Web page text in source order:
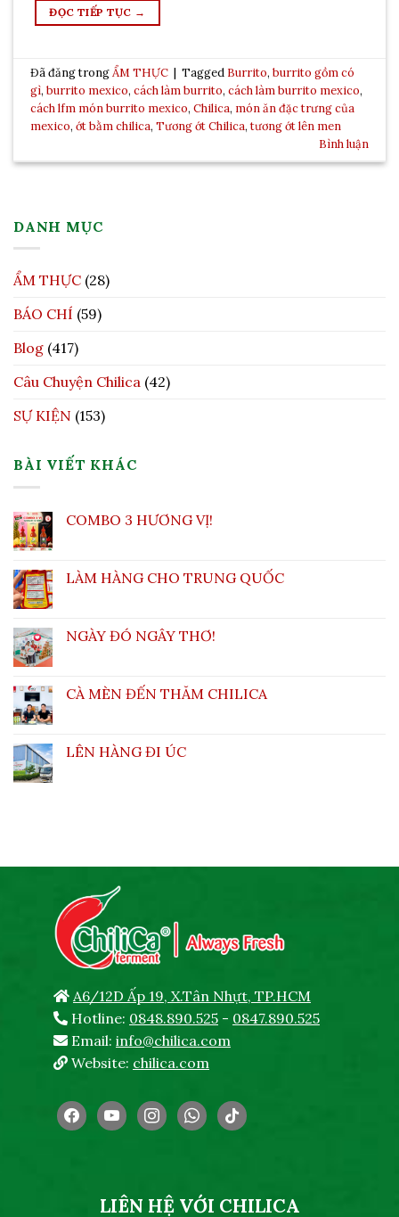
ĐỌC TIẾP TỤC →
Đã đăng trongẨM THỰC | Tagged Burrito,burrito gồm có
gì,burrito mexico,cách làm burrito,cách làm burrito mexico,
cách lfm món burrito mexico,Chilica, món ăn đặc trưng của
mexico,ớt bằm chilica,Tương ớt Chilica,tương ớt lên men
Bình luận
DANH MỤC
ẨM THỰC (28)
BÁO CHÍ (59)
Blog (417)
Câu Chuyện Chilica (42)
SỰ KIỆN (153)
BÀI VIẾT KHÁC
COMBO 3 HƯƠNG VỊ!
LÀM HÀNG CHO TRUNG QUỐC
NGÀY ĐÓ NGÂY THƠ!
CÀ MÈN ĐẾN THĂM CHILICA
LÊN HÀNG ĐI ÚC
A6/12D Ấp 19, X.Tân Nhựt, TP.HCM
Hotline: 0848.890.525 - 0847.890.525
Email: info@chilica.com
Website: chilica.com
facebookyoutubeinstagramwhatsapp
tiktok
LIÊN HỆ VỚI CHILICA